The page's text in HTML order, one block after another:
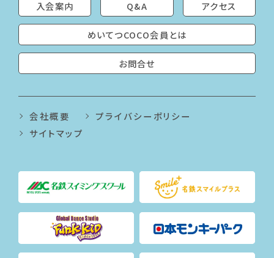
入会案内 Q&A アクセス
めいてつCOCO会員とは
お問合せ
会社概要
プライバシーポリシー
サイトマップ